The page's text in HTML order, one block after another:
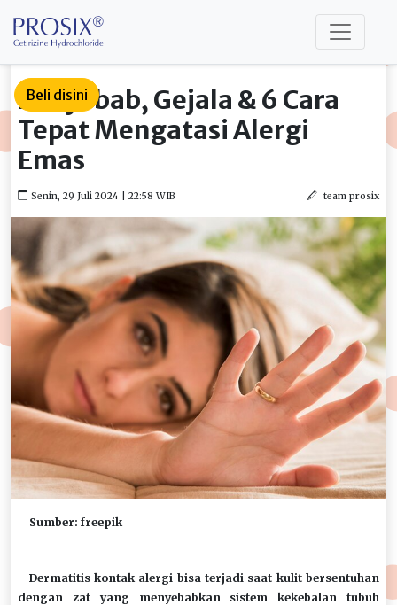
Beli disini
Penyebab, Gejala & 6 Cara
Tepat Mengatasi Alergi
Emas
Senin, 29 Juli 2024 | 22:58 WIB team prosix
Sumber: freepik
Dermatitis kontak alergi bisa terjadi saat kulit bersentuhan
dengan zat yang menyebabkan sistem kekebalan tubuh